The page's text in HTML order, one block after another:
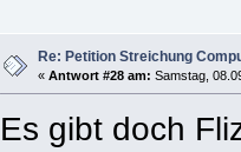
Re: Petition Streichung
«Antwort #28 am: Samstag,
Es gibt doch